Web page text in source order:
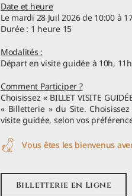
Date et heure
Le mardi 28 Juil 2026 de 10:00 à
Durée : 1 heure 15
Modalités :
Départ en visite guidée à 10h,
Comment Participer ?
Choisissez « BILLET VISITE
« Billetterie » du Site.
visite guidée, selon vos
Vous êtes les bienvenus
Billetterie en Ligne